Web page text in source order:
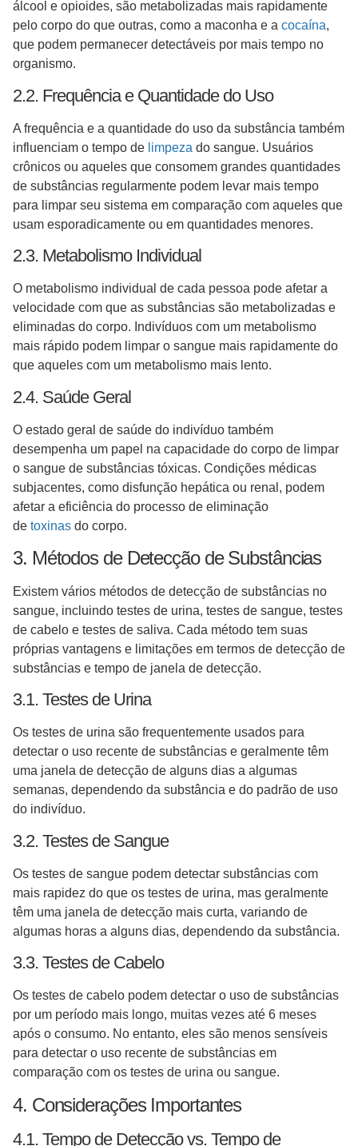
álcool e opioides, são metabolizadas mais rapidamente
pelo corpo do que outras, como a maconha e a cocaína,
que podem permanecer detectáveis por mais tempo no
organismo.
2.2. Frequência e Quantidade do Uso
A frequência e a quantidade do uso da substância também
influenciam o tempo de limpeza do sangue. Usuários
crônicos ou aqueles que consomem grandes quantidades
de substâncias regularmente podem levar mais tempo
para limpar seu sistema em comparação com aqueles que
usam esporadicamente ou em quantidades menores.
2.3. Metabolismo Individual
O metabolismo individual de cada pessoa pode afetar a
velocidade com que as substâncias são metabolizadas e
eliminadas do corpo. Indivíduos com um metabolismo
mais rápido podem limpar o sangue mais rapidamente do
que aqueles com um metabolismo mais lento.
2.4. Saúde Geral
O estado geral de saúde do indivíduo também
desempenha um papel na capacidade do corpo de limpar
o sangue de substâncias tóxicas. Condições médicas
subjacentes, como disfunção hepática ou renal, podem
afetar a eficiência do processo de eliminação
de toxinas do corpo.
3. Métodos de Detecção de Substâncias
Existem vários métodos de detecção de substâncias no
sangue, incluindo testes de urina, testes de sangue, testes
de cabelo e testes de saliva. Cada método tem suas
próprias vantagens e limitações em termos de detecção de
substâncias e tempo de janela de detecção.
3.1. Testes de Urina
Os testes de urina são frequentemente usados para
detectar o uso recente de substâncias e geralmente têm
uma janela de detecção de alguns dias a algumas
semanas, dependendo da substância e do padrão de uso
do indivíduo.
3.2. Testes de Sangue
Os testes de sangue podem detectar substâncias com
mais rapidez do que os testes de urina, mas geralmente
têm uma janela de detecção mais curta, variando de
algumas horas a alguns dias, dependendo da substância.
3.3. Testes de Cabelo
Os testes de cabelo podem detectar o uso de substâncias
por um período mais longo, muitas vezes até 6 meses
após o consumo. No entanto, eles são menos sensíveis
para detectar o uso recente de substâncias em
comparação com os testes de urina ou sangue.
4. Considerações Importantes
4.1. Tempo de Detecção vs. Tempo de